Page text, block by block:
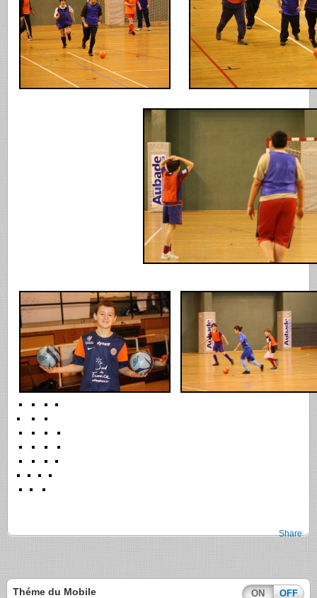
Share
Théme du Mobile ON OFF